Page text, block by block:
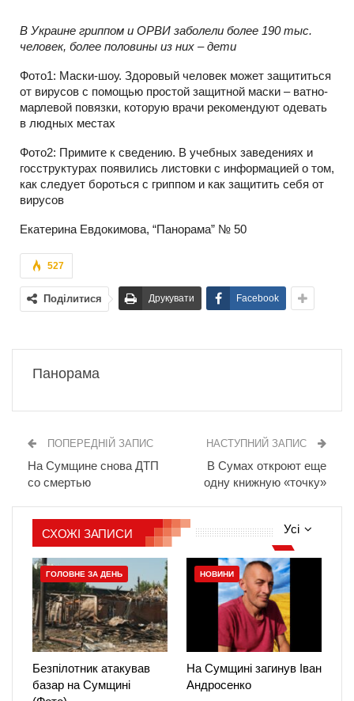
В Украине гриппом и ОРВИ заболели более 190 тыс.
человек, более половины из них – дети
Фото1: Маски-шоу. Здоровый человек может защититься
от вирусов с помощью простой защитной маски – ватно-
марлевой повязки, которую врачи рекомендуют одевать
в людных местах
Фото2: Примите к сведению. В учебных заведениях и
госструктурах появились листовки с информацией о том,
как следует бороться с гриппом и как защитить себя от
вирусов
Екатерина Евдокимова, “Панорама” № 50
527
Поділитися Друкувати Facebook
Панорама
ПОПЕРЕДНІЙ ЗАПИС
На Сумщине снова ДТП
со смертью
НАСТУПНИЙ ЗАПИС
В Сумах откроют еще
одну книжную «точку»
Усі
СХОЖІ ЗАПИСИ
ГОЛОВНЕ ЗА ДЕНЬ
Безпілотник атакував
базар на Сумщині
НОВИНИ
На Сумщині загинув Іван
Андросенко